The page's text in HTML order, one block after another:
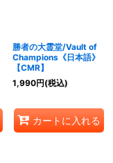
勝者の大霊堂/Vault of
Champions《日本語》
【CMR】
1,990円(税込)
カートに入れる